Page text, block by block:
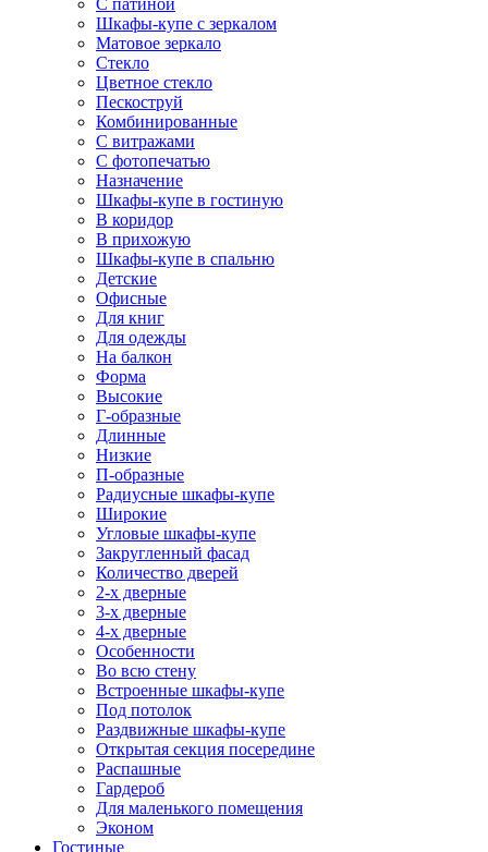
С патиной
Шкафы-купе с зеркалом
Матовое зеркало
Стекло
Цветное стекло
Пескоструй
Комбинированные
С витражами
С фотопечатью
Назначение
Шкафы-купе в гостиную
В коридор
В прихожую
Шкафы-купе в спальню
Детские
Офисные
Для книг
Для одежды
На балкон
Форма
Высокие
Г-образные
Длинные
Низкие
П-образные
Радиусные шкафы-купе
Широкие
Угловые шкафы-купе
Закругленный фасад
Количество дверей
2-х дверные
3-х дверные
4-х дверные
Особенности
Во всю стену
Встроенные шкафы-купе
Под потолок
Раздвижные шкафы-купе
Открытая секция посередине
Распашные
Гардероб
Для маленького помещения
Эконом
Гостиные